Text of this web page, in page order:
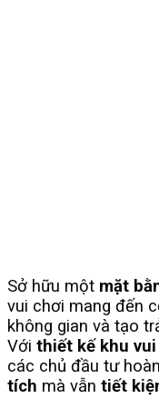
Sở hữu một mặt
vui chơi mang đến
không gian và tạo
Với thiết kế khu
các chủ đầu tư
tích mà vẫn tiết